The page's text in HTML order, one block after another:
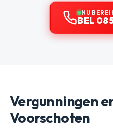
NU
BEL
Vergunningen
Voorschoten